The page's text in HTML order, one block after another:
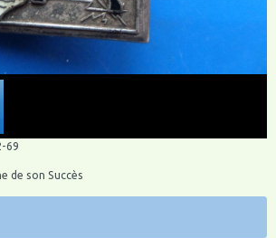
69
de son Succès